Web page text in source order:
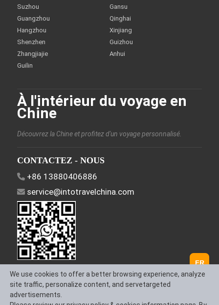
Suzhou
Guangzhou
Hangzhou
Shenzhen
Zhangjiajie
Guilin
Gansu
Qinghai
Xinjiang
Guizhou
Anhui
À l'intérieur du voyage en
Chine
Découvrez la Chine et profitez d'un voyage personnalisé.
CONTACTEZ - NOUS
+86 13880406886
service@intotravelchina.com
SUIVEZ - NOUS
FR
We use cookies to offer a better browsing experience, analyze
site traffic, personalize content, and servetargeted
advertisements.